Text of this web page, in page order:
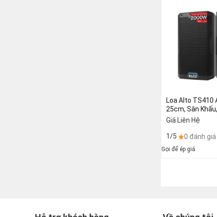
Loa Alto TS410
25cm, Sân
Karaoke (giá:2
Giá Liên Hệ
1/5 0 đánh giá
Gọi để ép giá